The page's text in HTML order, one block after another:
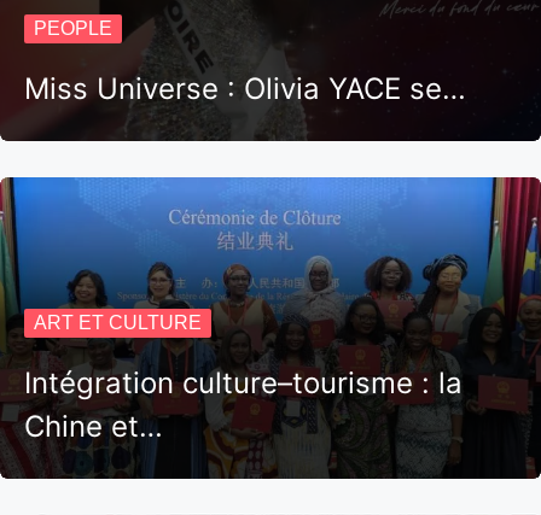
PEOPLE
Miss Universe : Olivia YACE se…
ART ET CULTURE
Intégration culture–tourisme : la
Chine et…